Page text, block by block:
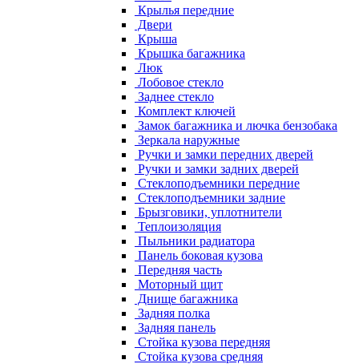
Крылья передние
Двери
Крыша
Крышка багажника
Люк
Лобовое стекло
Заднее стекло
Комплект ключей
Замок багажника и лючка бензобака
Зеркала наружные
Ручки и замки передних дверей
Ручки и замки задних дверей
Стеклоподъемники передние
Стеклоподъемники задние
Брызговики, уплотнители
Теплоизоляция
Пыльники радиатора
Панель боковая кузова
Передняя часть
Моторный щит
Днище багажника
Задняя полка
Задняя панель
Стойка кузова передняя
Стойка кузова средняя